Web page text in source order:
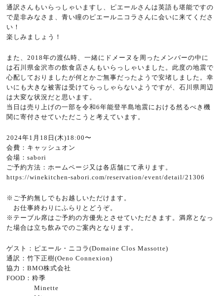
通訳さんもいらっしゃいますし、ピエールさんは英語も堪能ですの
で是非みなさま、青い瞳のピエールニコラさんに会いに来てくださ
い！
楽しみましょう！
また、2018年の渡仏時、一緒にドメーヌを周ったメンバーの中に
は石川県金沢市の飲食店さんもいらっしゃいました。此度の地震で
心配しておりましたが何とかご無事だったようで安堵しました。幸
いにも大きな被害は受けてらっしゃらないようですが、石川県周辺
は大変な状況だと思います。
当日は売り上げの一部を令和6年能登半島地震における然るべき機
関に寄付させていただこうと考えています。
2024年1月18日(木)18:00〜
会費：キャッシュオン
会場：sabori
ご予約方法：ホームページ又は各店舗にて承ります。
https://winekitchen-sabori.com/reservation/event/detail/21306
※ご予約無しでもお越しいただけます。
お仕事終わりにふらりとどうぞ。
※テーブル席はご予約の方優先とさせていただきます。満席となっ
た場合は立ち飲みでのご案内となります。
ゲスト：ピエール・ニコラ(Domaine Clos Massotte)
通訳：竹下正樹(Oeno Connexion)
協力：BMO株式会社
FOOD：粋季
Minette